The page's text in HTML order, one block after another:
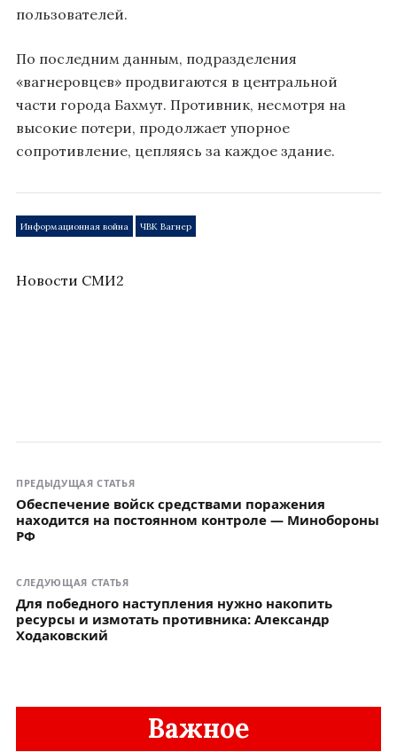
пользователей.
По последним данным, подразделения
«вагнеровцев» продвигаются в центральной
части города Бахмут. Противник, несмотря на
высокие потери, продолжает упорное
сопротивление, цепляясь за каждое здание.
Информационная война ЧВК Вагнер
Новости СМИ2
ПРЕДЫДУЩАЯ СТАТЬЯ
Обеспечение войск средствами поражения
находится на постоянном контроле — Минобороны
РФ
СЛЕДУЮЩАЯ СТАТЬЯ
Для победного наступления нужно накопить
ресурсы и измотать противника: Александр
Ходаковский
Важное